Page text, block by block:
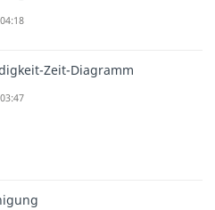
Zeit-Diagramm